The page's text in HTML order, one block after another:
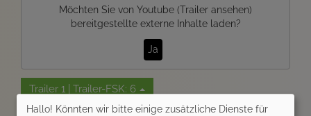
Möchten Sie von Youtube (Trailer ansehen)
bereitgestellte externe Inhalte laden?
Ja
Trailer 1 | Trailer-FSK: 6
Hallo! Könnten wir bitte einige zusätzliche Dienste für